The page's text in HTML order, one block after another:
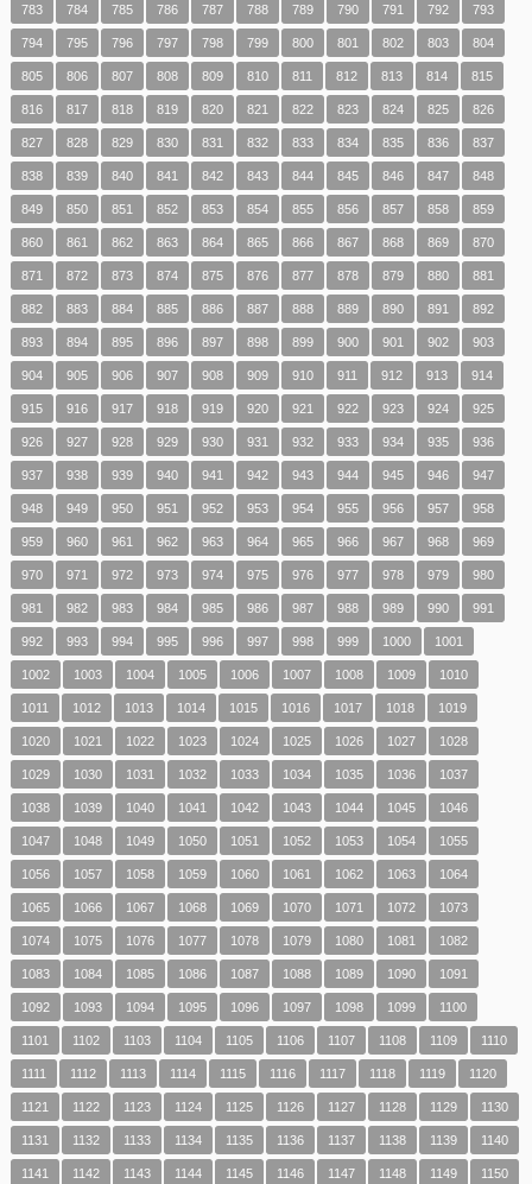
783 784 785 786 787 788 789 790 791 792 793
794 795 796 797 798 799 800 801 802 803 804
805 806 807 808 809 810 811 812 813 814 815
816 817 818 819 820 821 822 823 824 825 826
827 828 829 830 831 832 833 834 835 836 837
838 839 840 841 842 843 844 845 846 847 848
849 850 851 852 853 854 855 856 857 858 859
860 861 862 863 864 865 866 867 868 869 870
871 872 873 874 875 876 877 878 879 880 881
882 883 884 885 886 887 888 889 890 891 892
893 894 895 896 897 898 899 900 901 902 903
904 905 906 907 908 909 910 911 912 913 914
915 916 917 918 919 920 921 922 923 924 925
926 927 928 929 930 931 932 933 934 935 936
937 938 939 940 941 942 943 944 945 946 947
948 949 950 951 952 953 954 955 956 957 958
959 960 961 962 963 964 965 966 967 968 969
970 971 972 973 974 975 976 977 978 979 980
981 982 983 984 985 986 987 988 989 990 991
992 993 994 995 996 997 998 999 1000 1001
1002 1003 1004 1005 1006 1007 1008 1009 1010
1011 1012 1013 1014 1015 1016 1017 1018 1019
1020 1021 1022 1023 1024 1025 1026 1027 1028
1029 1030 1031 1032 1033 1034 1035 1036 1037
1038 1039 1040 1041 1042 1043 1044 1045 1046
1047 1048 1049 1050 1051 1052 1053 1054 1055
1056 1057 1058 1059 1060 1061 1062 1063 1064
1065 1066 1067 1068 1069 1070 1071 1072 1073
1074 1075 1076 1077 1078 1079 1080 1081 1082
1083 1084 1085 1086 1087 1088 1089 1090 1091
1092 1093 1094 1095 1096 1097 1098 1099 1100
1101 1102 1103 1104 1105 1106 1107 1108 1109 1110
1111 1112 1113 1114 1115 1116 1117 1118 1119 1120
1121 1122 1123 1124 1125 1126 1127 1128 1129 1130
1131 1132 1133 1134 1135 1136 1137 1138 1139 1140
1141 1142 1143 1144 1145 1146 1147 1148 1149 1150